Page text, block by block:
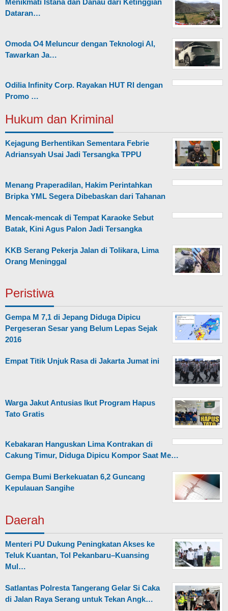
Menikmati Istana dan Danau dari Ketinggian
Dataran…
Omoda O4 Meluncur dengan Teknologi AI,
Tawarkan Ja…
Odilia Infinity Corp. Rayakan HUT RI dengan
Promo …
Hukum dan Kriminal
Kejagung Berhentikan Sementara Febrie
Adriansyah Usai Jadi Tersangka TPPU
Menang Praperadilan, Hakim Perintahkan
Bripka YML Segera Dibebaskan dari Tahanan
Mencak-mencak di Tempat Karaoke Sebut
Batak, Kini Agus Palon Jadi Tersangka
KKB Serang Pekerja Jalan di Tolikara, Lima
Orang Meninggal
Peristiwa
Gempa M 7,1 di Jepang Diduga Dipicu
Pergeseran Sesar yang Belum Lepas Sejak
2016
Empat Titik Unjuk Rasa di Jakarta Jumat ini
Warga Jakut Antusias Ikut Program Hapus
Tato Gratis
Kebakaran Hanguskan Lima Kontrakan di
Cakung Timur, Diduga Dipicu Kompor Saat Me…
Gempa Bumi Berkekuatan 6,2 Guncang
Kepulauan Sangihe
Daerah
Menteri PU Dukung Peningkatan Akses ke
Teluk Kuantan, Tol Pekanbaru–Kuansing
Mul…
Satlantas Polresta Tangerang Gelar Si Caka
di Jalan Raya Serang untuk Tekan Angk…